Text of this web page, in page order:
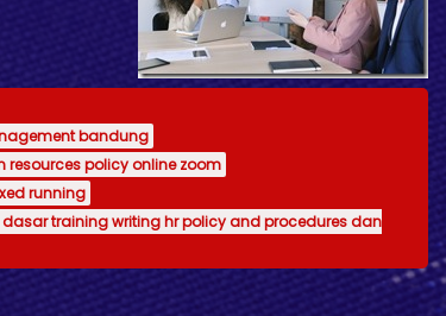
bandung
policy online zoom
running
training writing hr policy and procedures dan